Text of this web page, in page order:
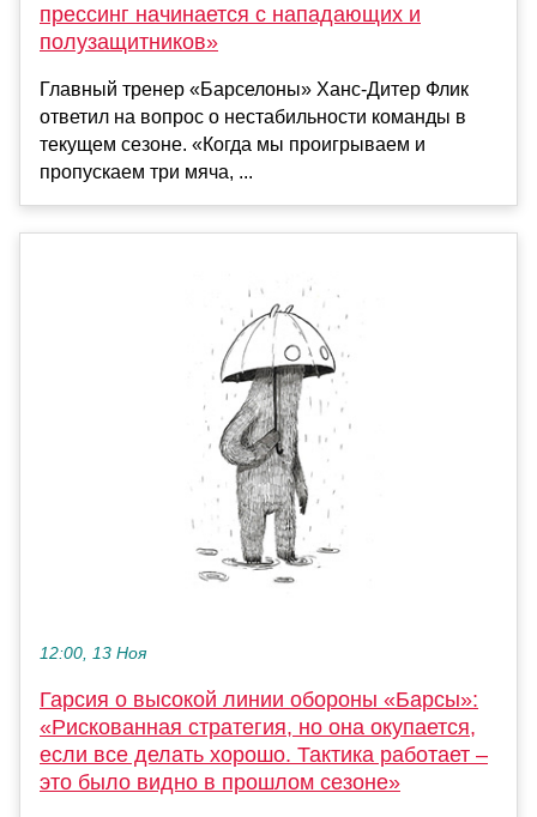
прессинг начинается с нападающих и
полузащитников»
Главный тренер «Барселоны» Ханс-Дитер Флик
ответил на вопрос о нестабильности команды в
текущем сезоне. «Когда мы проигрываем и
пропускаем три мяча, ...
12:00, 13 Ноя
Гарсия о высокой линии обороны «Барсы»:
«Рискованная стратегия, но она окупается,
если все делать хорошо. Тактика работает –
это было видно в прошлом сезоне»